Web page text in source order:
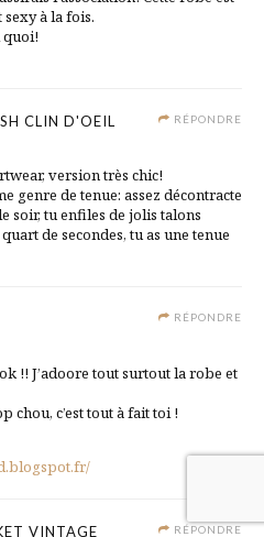
à la fois.
quoi!
RÉPONDRE
CLIN D'OEIL
version très chic!
genre de tenue: assez décontracte
soir, tu enfiles de jolis talons
de secondes, tu as une tenue
RÉPONDRE
!! J’adoore tout surtout la robe et
chou, c’est tout à fait toi !
RÉPONDRE
VINTAGE